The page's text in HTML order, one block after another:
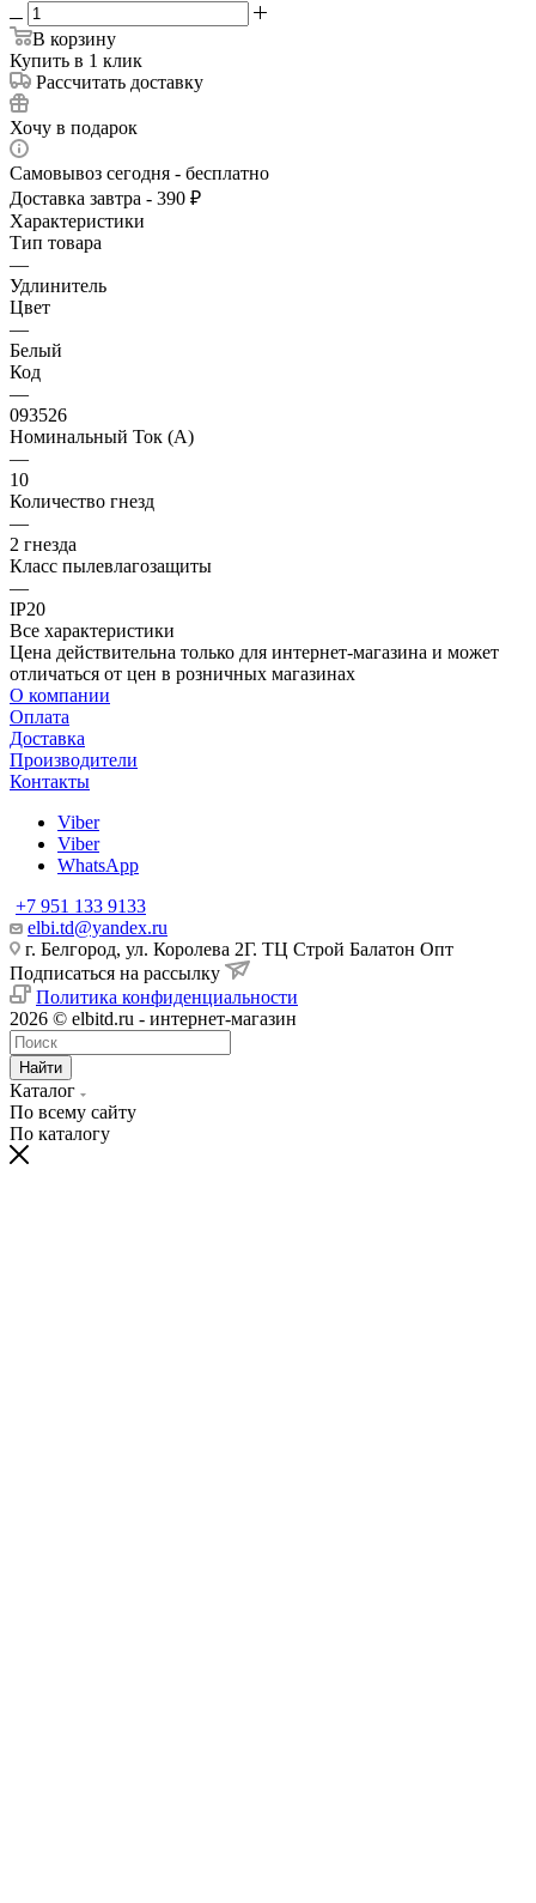
В корзину
Купить в 1 клик
Рассчитать доставку
Хочу в подарок
Самовывоз сегодня - бесплатно
Доставка завтра - 390 ₽
Характеристики
Тип товара
—
Удлинитель
Цвет
—
Белый
Код
—
093526
Номинальный Ток (A)
—
10
Количество гнезд
—
2 гнезда
Класс пылевлагозащиты
—
IP20
Все характеристики
Цена действительна только для интернет-магазина и может
отличаться от цен в розничных магазинах
О компании
Оплата
Доставка
Производители
Контакты
Viber
Viber
WhatsApp
+7 951 133 9133
elbi.td@yandex.ru
г. Белгород, ул. Королева 2Г. ТЦ Строй Балатон Опт
Подписаться на рассылку
Политика конфиденциальности
2026 © elbitd.ru - интернет-магазин
Найти
Каталог
По всему сайту
По каталогу